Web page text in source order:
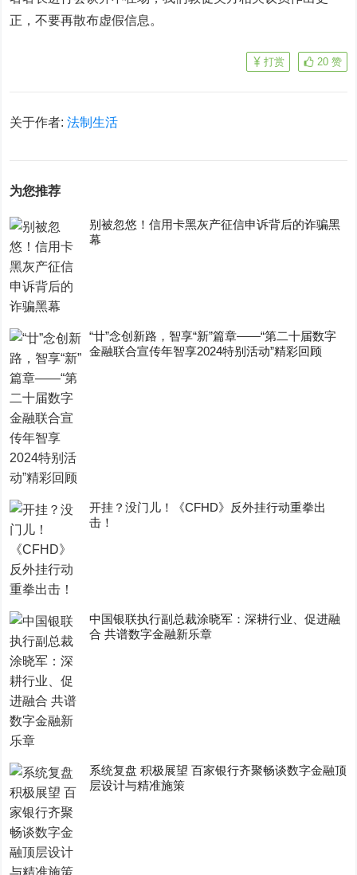
正，不要再散布虚假信息。
20 赞
打赏
关于作者:法制生活
为您推荐
别被忽悠！信用卡黑灰产征信申诉背后的诈骗黑
幕
“廿”念创新路，智享“新”篇章——“第二十届数字
金融联合宣传年智享2024特别活动”精彩回顾
开挂？没门儿！《CFHD》反外挂行动重拳出
击！
中国银联执行副总裁涂晓军：深耕行业、促进融
合 共谱数字金融新乐章
系统复盘 积极展望 百家银行齐聚畅谈数字金融顶
层设计与精准施策